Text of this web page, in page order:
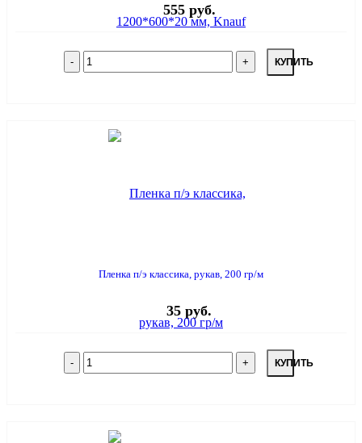
555 руб.
КУПИТЬ
Пленка п/э классика, рукав, 200 гр/м
35 руб.
КУПИТЬ